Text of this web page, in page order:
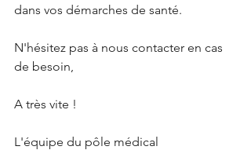
dans vos démarches de santé.
N'hésitez pas à nous contacter en cas
de besoin,
A très vite !
L'équipe du pôle médical